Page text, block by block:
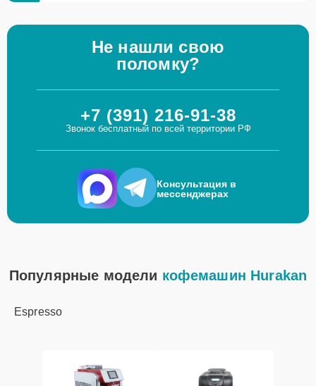
Не нашли свою
поломку?
+7 (391) 216-91-38
Звонок бесплатный по всей территории РФ
Консультация в
мессенджерах
Популярные модели кофемашин Hurakan
Espresso